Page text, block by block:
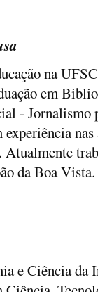
na
em
-
Atualmente
da Boa Vista.
e Ciência da